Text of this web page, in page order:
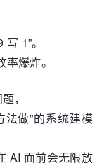
1”。
爆炸。
，
法做”的系统建模
AI 面前会无限放